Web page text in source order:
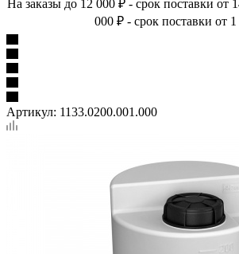
На заказы до 12 000 ₽ - срок поставки от
000 ₽ - срок поставки от 1
Артикул: 1133.0200.001.000